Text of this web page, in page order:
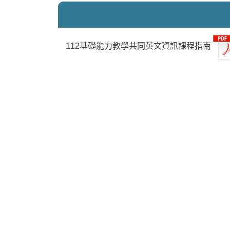
112基礎能力教學共同英文資訊課程指南